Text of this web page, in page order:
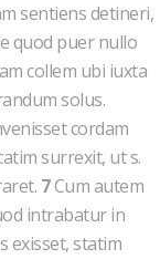
sentiens detineri,
quod puer nullo
collem ubi iuxta
solus.
cordam
surrexit, ut s.
7Cum autem
intrabatur in
exisset, statim